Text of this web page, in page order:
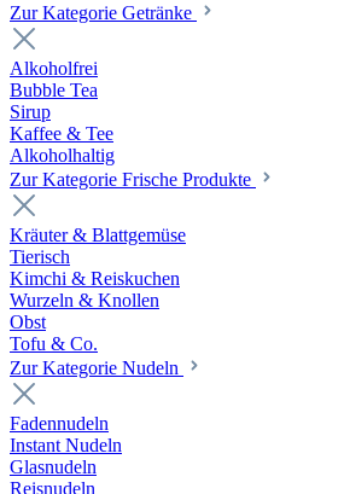
Zur Kategorie Getränke
Alkoholfrei
Bubble Tea
Sirup
Kaffee & Tee
Alkoholhaltig
Zur Kategorie Frische Produkte
Kräuter & Blattgemüse
Tierisch
Kimchi & Reiskuchen
Wurzeln & Knollen
Obst
Tofu & Co.
Zur Kategorie Nudeln
Fadennudeln
Instant Nudeln
Glasnudeln
Reisnudeln